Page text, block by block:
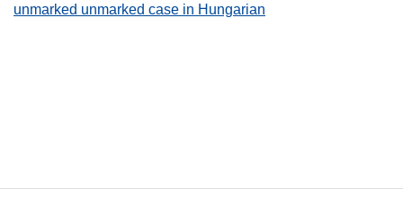
unmarked unmarked case in Hungarian